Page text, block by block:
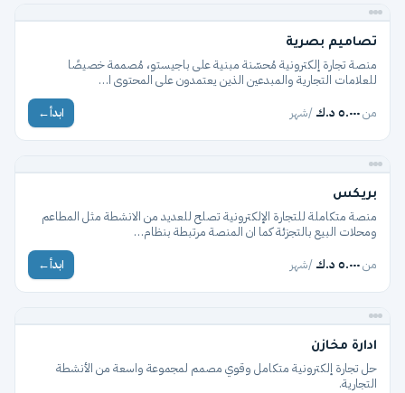
متجر
تصاميم بصرية
منصة تجارة إلكترونية مُحسّنة مبنية على باجيستو، مُصممة خصيصًا
للعلامات التجارية والمبدعين الذين يعتمدون على المحتوى ا…
من٥.٠٠٠ د.ك /شهر ابدأ→
مطعم
بريكس
منصة متكاملة للتجارة الإلكترونية تصلح للعديد من الانشطة مثل المطاعم
ومحلات البيع بالتجزئة كما ان المنصة مرتبطة بنظام…
من٥.٠٠٠ د.ك /شهر ابدأ→
مطعم
ادارة مخازن
حل تجارة إلكترونية متكامل وقوي مصمم لمجموعة واسعة من الأنشطة
التجارية.